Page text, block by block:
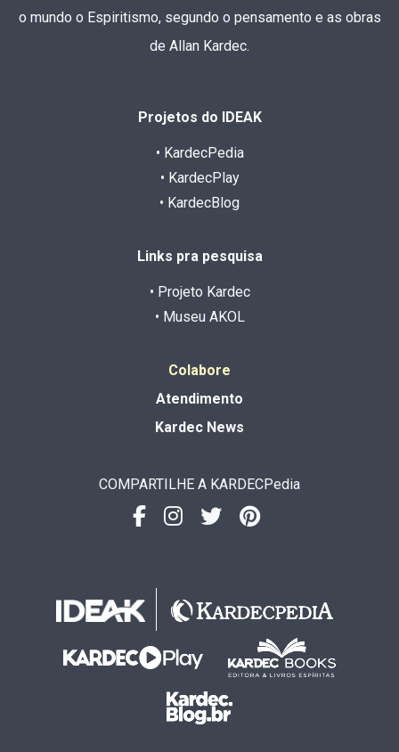
o mundo o Espiritismo, segundo o pensamento e as obras
de Allan Kardec.
Projetos do IDEAK
• KardecPedia
• KardecPlay
• KardecBlog
Links pra pesquisa
• Projeto Kardec
• Museu AKOL
Colabore
Atendimento
Kardec News
COMPARTILHE A KARDECPedia